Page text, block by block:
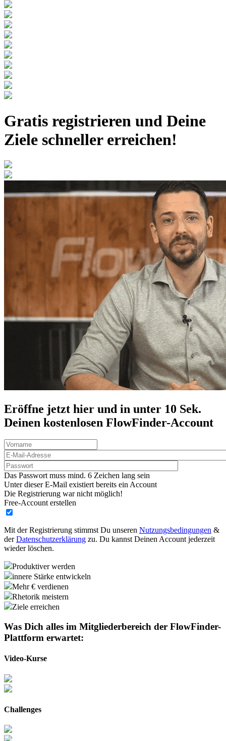
Gratis registrieren und Deine
Ziele schneller erreichen!
Eröffne jetzt hier und in unter 10 Sek.
Deinen kostenlosen FlowFinder-Account
Das Passwort muss mind. 6 Zeichen lang sein
Unter dieser E-Mail existiert bereits ein Account
Die Registrierung war nicht möglich!
Free-Account erstellen
Mit der Registrierung stimmst Du unseren Nutzungsbedingungen &
derDatenschutzerklärung zu. Du kannst Deinen Account jederzeit
wieder löschen.
Produktiver werden
innere Stärke entwickeln
Mehr € verdienen
Rhetorik meistern
Ziele erreichen
Was Dich alles im Mitgliederbereich der FlowFinder-
Plattform erwartet:
Video-Kurse
Challenges